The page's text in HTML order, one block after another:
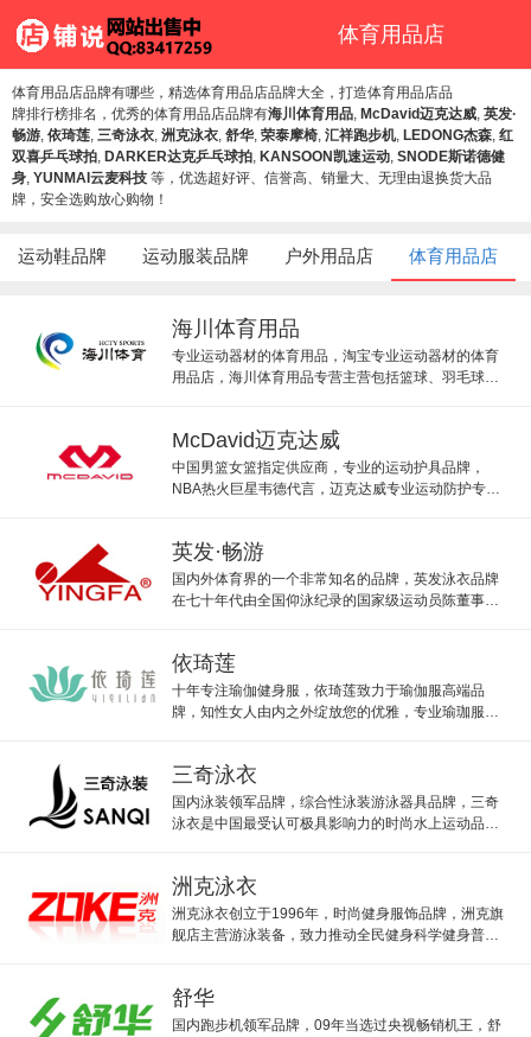
体育用品店
体育用品店品牌有哪些，精选体育用品店品牌大全，打造体育用品店品
牌排行榜排名，优秀的体育用品店品牌有海川体育用品, McDavid迈克达威, 英发·
畅游, 依琦莲, 三奇泳衣, 洲克泳衣, 舒华, 荣泰摩椅, 汇祥跑步机, LEDONG杰森, 红
双喜乒乓球拍, DARKER达克乒乓球拍, KANSOON凯速运动, SNODE斯诺德健
身, YUNMAI云麦科技 等，优选超好评、信誉高、销量大、无理由退换货大品
牌，安全选购放心购物！
运动鞋品牌 运动服装品牌 户外用品店 体育用品店
海川体育用品
专业运动器材的体育用品，淘宝专业运动器材的体育
用品店，海川体育用品专营主营包括篮球、羽毛球、
McDavid迈克达威
中国男篮女篮指定供应商，专业的运动护具品牌，
NBA热火巨星韦德代言，迈克达威专业运动防护专
英发·畅游
国内外体育界的一个非常知名的品牌，英发泳衣品牌
在七十年代由全国仰泳纪录的国家级运动员陈董事创
依琦莲
十年专注瑜伽健身服，依琦莲致力于瑜伽服高端品
牌，知性女人由内之外绽放您的优雅，专业瑜珈服、
三奇泳衣
国内泳装领军品牌，综合性泳装游泳器具品牌，三奇
泳衣是中国最受认可极具影响力的时尚水上运动品牌
洲克泳衣
洲克泳衣创立于1996年，时尚健身服饰品牌，洲克旗
舰店主营游泳装备，致力推动全民健身科学健身普及
舒华
国内跑步机领军品牌，09年当选过央视畅销机王，舒